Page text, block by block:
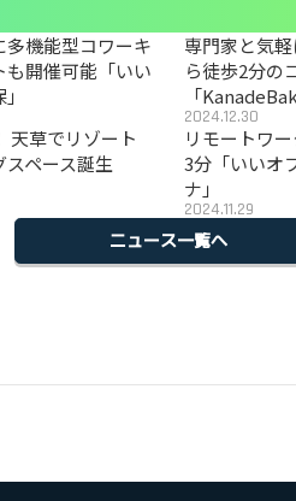
機能型コワーキ
も開催可能「いい
専門家と気
ら徒歩2分の
「
2024.12.30
天草でリゾート
ペース誕生
リモートワ
3分「いいオ
ナ」
2024.11.29
ニュース一覧へ